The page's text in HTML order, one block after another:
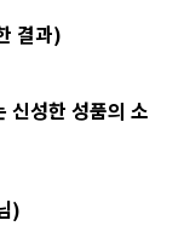
결과)
신성한 성품의 소
)